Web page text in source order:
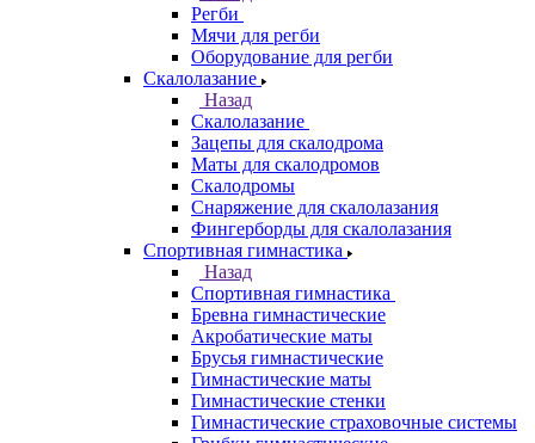
Регби
Мячи для регби
Оборудование для регби
Скалолазание
Назад
Скалолазание
Зацепы для скалодрома
Маты для скалодромов
Скалодромы
Снаряжение для скалолазания
Фингерборды для скалолазания
Спортивная гимнастика
Назад
Спортивная гимнастика
Бревна гимнастические
Акробатические маты
Брусья гимнастические
Гимнастические маты
Гимнастические стенки
Гимнастические страховочные системы